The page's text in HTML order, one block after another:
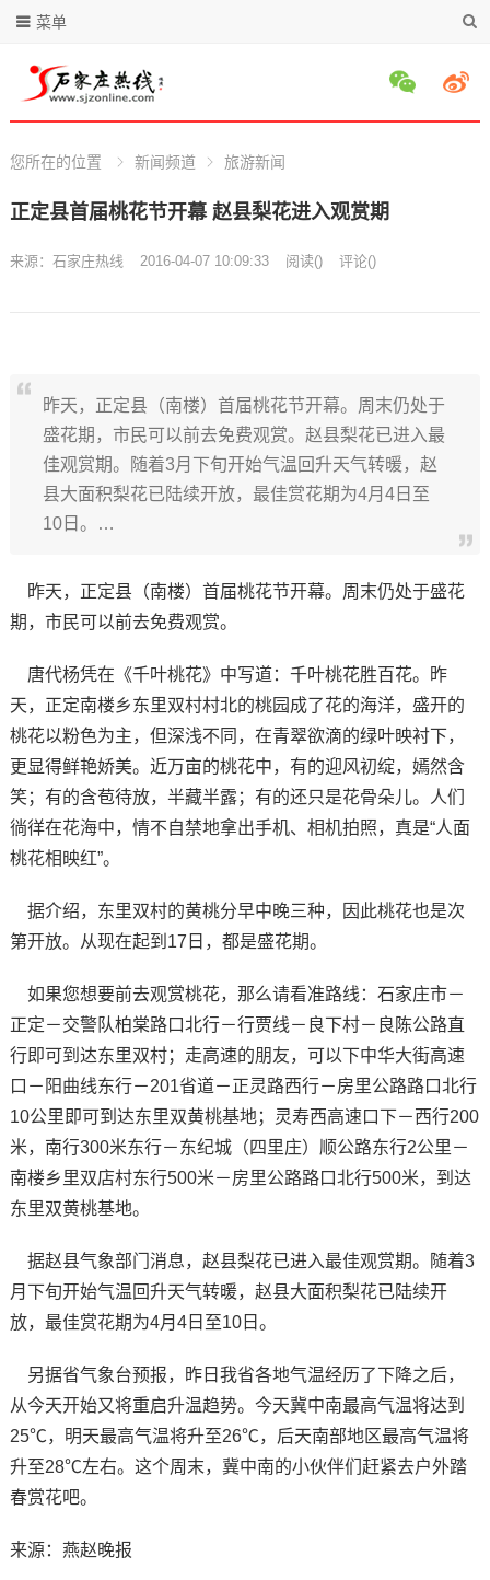
菜单
您所在的位置 新闻频道 旅游新闻
正定县首届桃花节开幕 赵县梨花进入观赏期
来源： 石家庄热线 2016-04-07 10:09:33 阅读() 评论()
昨天，正定县（南楼）首届桃花节开幕。周末仍处于
盛花期，市民可以前去免费观赏。赵县梨花已进入最
佳观赏期。随着3月下旬开始气温回升天气转暖，赵
县大面积梨花已陆续开放，最佳赏花期为4月4日至
10日。…
昨天，正定县（南楼）首届桃花节开幕。周末仍处于盛花
期，市民可以前去免费观赏。
唐代杨凭在《千叶桃花》中写道：千叶桃花胜百花。昨
天，正定南楼乡东里双村村北的桃园成了花的海洋，盛开的
桃花以粉色为主，但深浅不同，在青翠欲滴的绿叶映衬下，
更显得鲜艳娇美。近万亩的桃花中，有的迎风初绽，嫣然含
笑；有的含苞待放，半藏半露；有的还只是花骨朵儿。人们
徜徉在花海中，情不自禁地拿出手机、相机拍照，真是“人面
桃花相映红”。
据介绍，东里双村的黄桃分早中晚三种，因此桃花也是次
第开放。从现在起到17日，都是盛花期。
如果您想要前去观赏桃花，那么请看准路线：石家庄市－
正定－交警队柏棠路口北行－行贾线－良下村－良陈公路直
行即可到达东里双村；走高速的朋友，可以下中华大街高速
口－阳曲线东行－201省道－正灵路西行－房里公路路口北行
10公里即可到达东里双黄桃基地；灵寿西高速口下－西行200
米，南行300米东行－东纪城（四里庄）顺公路东行2公里－
南楼乡里双店村东行500米－房里公路路口北行500米，到达
东里双黄桃基地。
据赵县气象部门消息，赵县梨花已进入最佳观赏期。随着3
月下旬开始气温回升天气转暖，赵县大面积梨花已陆续开
放，最佳赏花期为4月4日至10日。
另据省气象台预报，昨日我省各地气温经历了下降之后，
从今天开始又将重启升温趋势。今天冀中南最高气温将达到
25℃，明天最高气温将升至26℃，后天南部地区最高气温将
升至28℃左右。这个周末，冀中南的小伙伴们赶紧去户外踏
春赏花吧。
来源：燕赵晚报